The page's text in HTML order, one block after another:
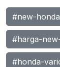
#new-
#harga-
#honda-